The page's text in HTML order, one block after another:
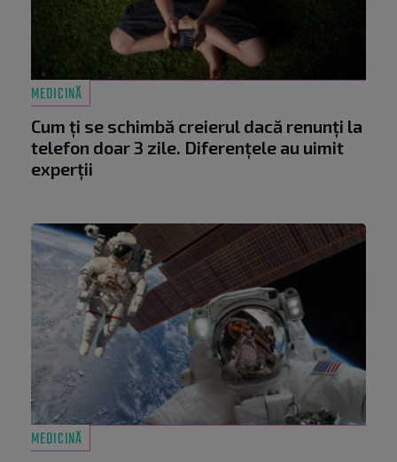
MEDICINĂ
Cum ți se schimbă creierul dacă renunți la
telefon doar 3 zile. Diferențele au uimit
experții
MEDICINĂ